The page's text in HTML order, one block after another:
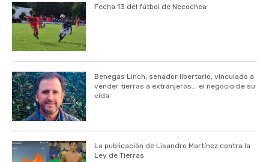
Fecha 13 del fútbol de Necochea
Benegas Linch, senador libertario, vinculado a
vender tierras a extranjeros... el negocio de su
vida
La publicación de Lisandro Martínez contra la
Ley de Tierras